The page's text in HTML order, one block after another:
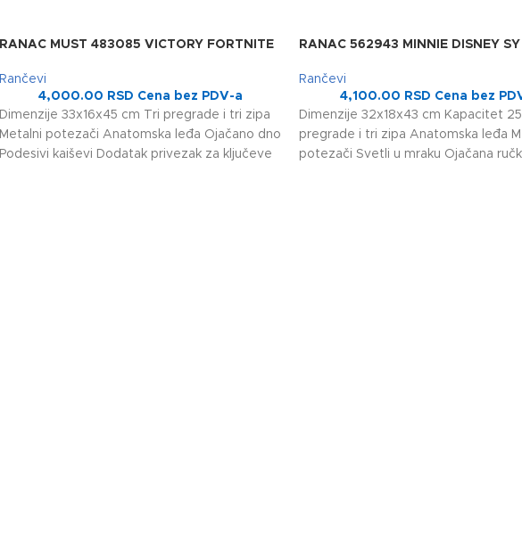
RANAC MUST 483085 VICTORY FORTNITE
Rančevi
4,000.00 RSD Cena bez PDV-a
Dimenzije 33x16x45 cm Tri pregrade i tri zipa
Metalni potezači Anatomska leđa Ojačano dno
Podesivi kaiševi Dodatak privezak za ključeve
RANAC 562943 MINNIE DISNEY SY
Rančevi
4,100.00 RSD Cena bez
Dimenzije 32x18x43 cm Kapacitet
pregrade i tri zipa Anatomska leđa
potezači Svetli u mraku Ojačana